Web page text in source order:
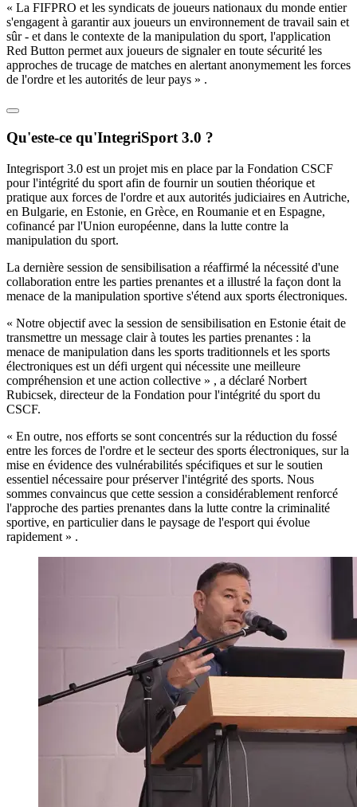
« La FIFPRO et les syndicats de joueurs nationaux du monde entier
s'engagent à garantir aux joueurs un environnement de travail sain et
sûr - et dans le contexte de la manipulation du sport, l'application
Red Button permet aux joueurs de signaler en toute sécurité les
approches de trucage de matches en alertant anonymement les forces
de l'ordre et les autorités de leur pays » .
Qu'este-ce qu'IntegriSport 3.0 ?
Integrisport 3.0 est un projet mis en place par la Fondation CSCF
pour l'intégrité du sport afin de fournir un soutien théorique et
pratique aux forces de l'ordre et aux autorités judiciaires en Autriche,
en Bulgarie, en Estonie, en Grèce, en Roumanie et en Espagne,
cofinancé par l'Union européenne, dans la lutte contre la
manipulation du sport.
La dernière session de sensibilisation a réaffirmé la nécessité d'une
collaboration entre les parties prenantes et a illustré la façon dont la
menace de la manipulation sportive s'étend aux sports électroniques.
« Notre objectif avec la session de sensibilisation en Estonie était de
transmettre un message clair à toutes les parties prenantes : la
menace de manipulation dans les sports traditionnels et les sports
électroniques est un défi urgent qui nécessite une meilleure
compréhension et une action collective » , a déclaré Norbert
Rubicsek, directeur de la Fondation pour l'intégrité du sport du
CSCF.
« En outre, nos efforts se sont concentrés sur la réduction du fossé
entre les forces de l'ordre et le secteur des sports électroniques, sur la
mise en évidence des vulnérabilités spécifiques et sur le soutien
essentiel nécessaire pour préserver l'intégrité des sports. Nous
sommes convaincus que cette session a considérablement renforcé
l'approche des parties prenantes dans la lutte contre la criminalité
sportive, en particulier dans le paysage de l'esport qui évolue
rapidement » .